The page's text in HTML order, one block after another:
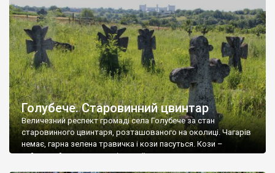
Голубече. Старовинний цвинтар
Величезний респект громаді села Голубече за стан
старовинного цвинтаря, розташованого на околиці. Чагарів
немає, гарна зелена травичка і кози пасуться. Кози –
найкращий регулятор шкідливої, для старих кладовищ,